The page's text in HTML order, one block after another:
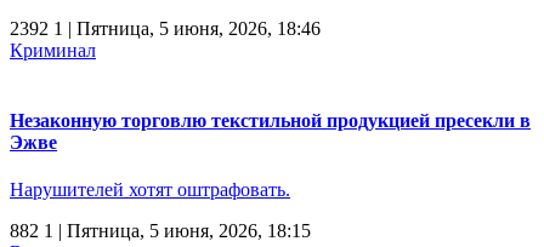
2392 1 | Пятница, 5 июня, 2026, 18:46
Криминал
Незаконную торговлю текстильной продукцией пресекли в
Эжве
Нарушителей хотят оштрафовать.
882 1 | Пятница, 5 июня, 2026, 18:15